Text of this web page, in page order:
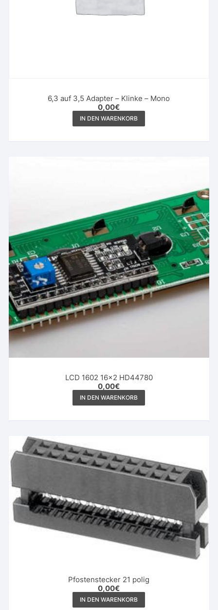
6,3 auf 3,5 Adapter – Klinke – Mono
0,00€
IN DEN WARENKORB
LCD 1602 16×2 HD44780
0,00€
IN DEN WARENKORB
Pfostenstecker 21 polig
0,00€
IN DEN WARENKORB